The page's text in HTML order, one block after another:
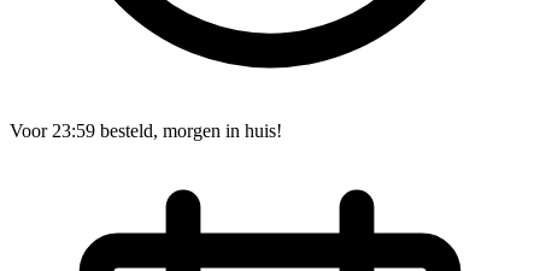
Voor 23:59 besteld, morgen in huis!